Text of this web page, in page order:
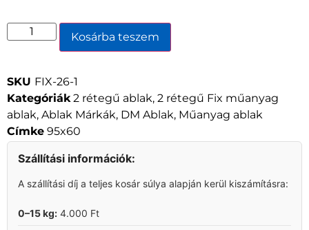
Kosárba teszem
SKU FIX-26-1
Kategóriák 2 rétegű ablak, 2 rétegű Fix műanyag
ablak, Ablak Márkák, DM Ablak, Műanyag ablak
Címke 95x60
Szállítási információk:
A szállítási díj a teljes kosár súlya alapján kerül kiszámításra:
0–15 kg: 4.000 Ft